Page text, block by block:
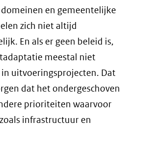
en gemeentelijke
zich niet altijd
En als er geen beleid is,
meestal niet
uitvoeringsprojecten. Dat
dat het ondergeschoven
prioriteiten waarvoor
infrastructuur en